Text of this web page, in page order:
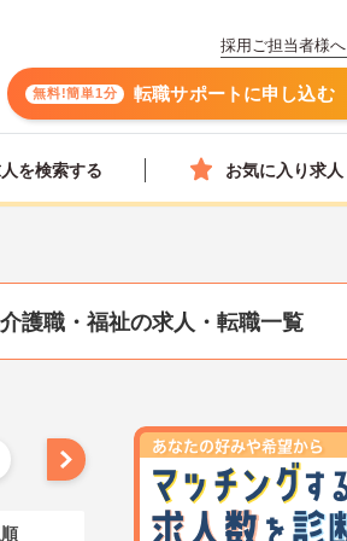
採用ご担当者様へ
無料!簡単1分 転職サポートに申し込む
を検索する お気に入り求人
護職・福祉の求人・転職一覧